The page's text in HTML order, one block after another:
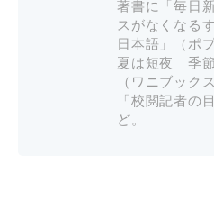
著書に「毎日
スがなくなる
日本語」（ポ
夏は短夜 季節
（ワニブック
「校閲記者の
ど。